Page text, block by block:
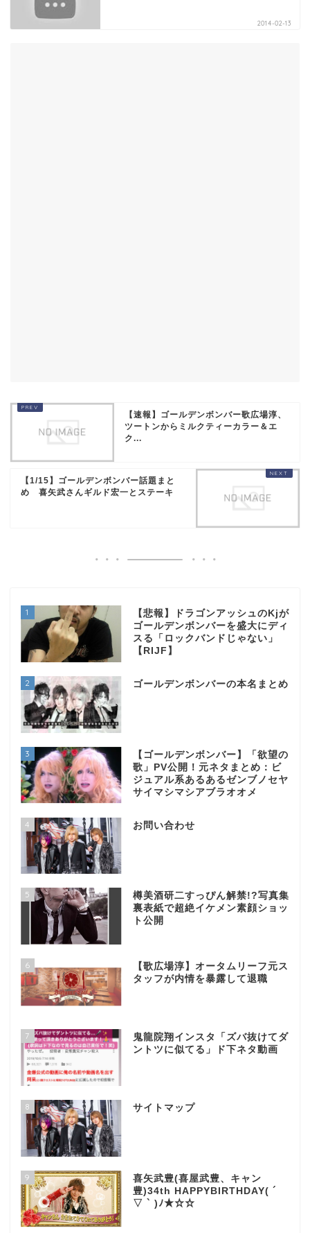
2014-02-13
【速報】ゴールデンボンバー歌広場淳、
ツートンからミルクティーカラー＆エ
ク...
【1/15】ゴールデンボンバー話題まと
め 喜矢武さんギルド宏一とステーキ
1
【悲報】ドラゴンアッシュのKjが
ゴールデンボンバーを盛大にディ
スる「ロックバンドじゃない」
【RIJF】
2 ゴールデンボンバーの本名まとめ
3
【ゴールデンボンバー】「欲望の
歌」PV公開！元ネタまとめ：ビ
ジュアル系あるあるゼンブノセヤ
サイマシマシアブラオオメ
4 お問い合わせ
5
樽美酒研二すっぴん解禁!?写真集
裏表紙で超絶イケメン素顔ショッ
ト公開
6
【歌広場淳】オータムリーフ元ス
タッフが内情を暴露して退職
7
鬼龍院翔インスタ「ズバ抜けてダ
ントツに似てる」ド下ネタ動画
8 サイトマップ
9
喜矢武豊(喜屋武豊、キャン
豊)34th HAPPYBIRTHDAY( ´
▽ ` )ﾉ★☆☆